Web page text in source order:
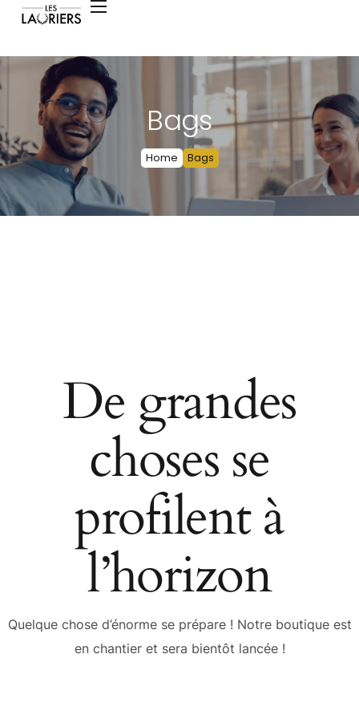
Bags
Home Bags
De grandes
choses se
profilent à
l’horizon
Quelque chose d’énorme se prépare ! Notre boutique est
en chantier et sera bientôt lancée !